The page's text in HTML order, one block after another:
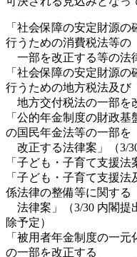
「社会保障の安定財源
行うための消費税法等の
一部を改正する等の法
「社会保障の安定財源
行うための地方税法及び
地方交付税法の一部を
「公的年金制度の財政
の国民年金法等の一部を
改正する法律案」（3/
「子ども・子育て支援法
「子ども・子育て支援
係法律の整備等に関する
法律案」（3/30 内閣提
除予定）
「被用者年金制度の一
の一部を改正する